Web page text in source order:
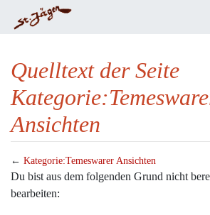
Quelltext der Seite
Ansichten
← Kategorie:Temeswarer Ansichten
Wechseln zu:Navigation,Suche
Du bist aus dem folgenden Grund nicht
bearbeiten: